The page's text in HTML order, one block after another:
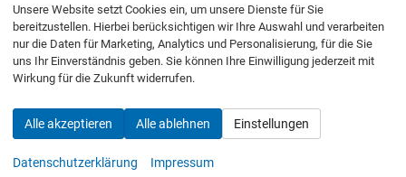
CUPRA
DACIA
FIAT
Unsere Website setzt Cookies ein, um unsere Dienste für Sie
bereitzustellen. Hierbei berücksichtigen wir Ihre Auswahl und verarbeiten
nur die Daten für Marketing, Analytics und Personalisierung, für die Sie
uns Ihr Einverständnis geben. Sie können Ihre Einwilligung jederzeit mit
Wirkung für die Zukunft widerrufen.
Alle akzeptieren Alle ablehnen Einstellungen
Datenschutzerklärung Impressum